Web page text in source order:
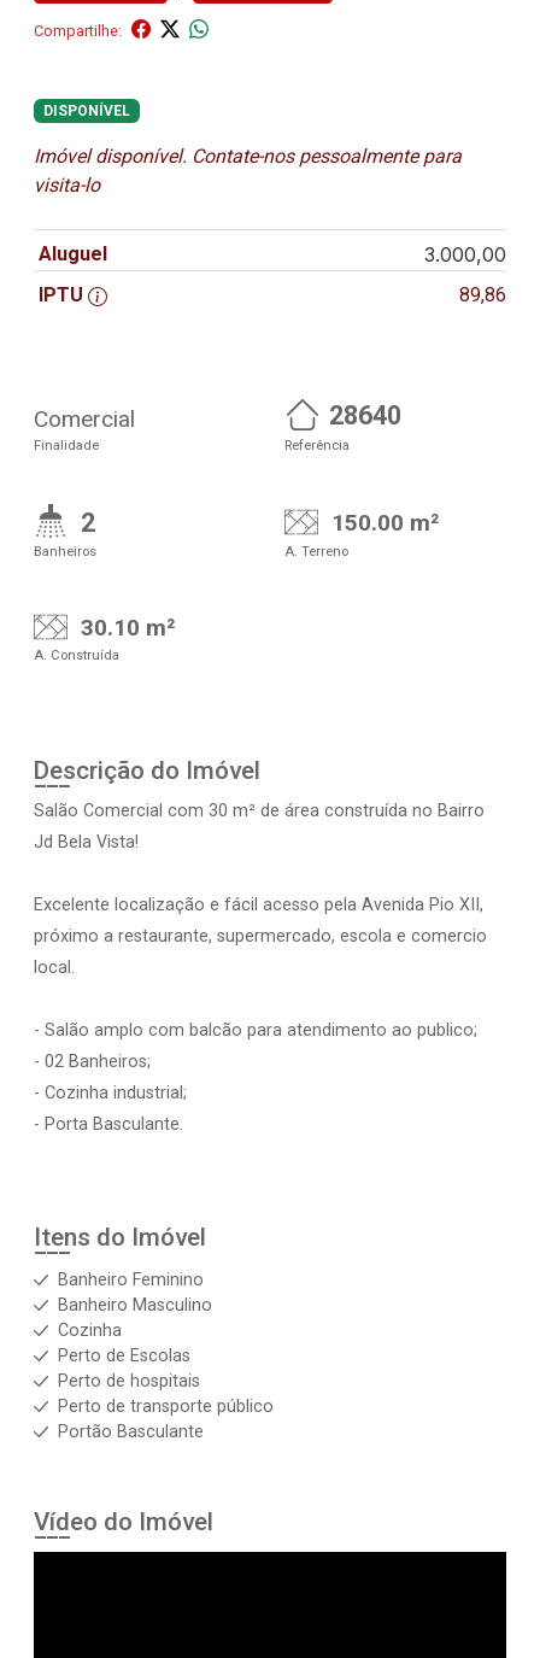
Compartilhe:
DISPONÍVEL
Imóvel disponível. Contate-nos pessoalmente para
visita-lo
Aluguel 3.000,00
IPTU 89,86
Comercial
Finalidade
28640
Referência
2
Banheiros
150.00 m²
A. Terreno
30.10 m²
A. Construída
Descrição do Imóvel
Salão Comercial com 30 m² de área construída no Bairro
Jd Bela Vista!
Excelente localização e fácil acesso pela Avenida Pio XII,
próximo a restaurante, supermercado, escola e comercio
local.
- Salão amplo com balcão para atendimento ao publico;
- 02 Banheiros;
- Cozinha industrial;
- Porta Basculante.
Itens do Imóvel
Banheiro Feminino
Banheiro Masculino
Cozinha
Perto de Escolas
Perto de hospitais
Perto de transporte público
Portão Basculante
Vídeo do Imóvel